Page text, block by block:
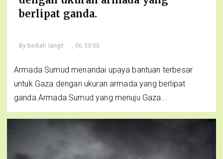
berlipat ganda.
By berkah langit , 06.33.00
Armada Sumud menandai upaya bantuan terbesar
untuk Gaza dengan ukuran armada yang berlipat
ganda.Armada Sumud yang menuju Gaza...